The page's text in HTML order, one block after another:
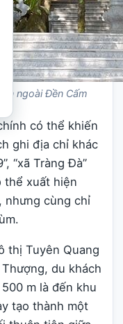
Bên ngoài Đền Cấm
có thể khiến
ghi địa chỉ khác
“xã Tràng Đà”
thể xuất hiện
nhưng cùng chỉ
thị Tuyên Quang
du khách
m là đến khu
tạo thành một